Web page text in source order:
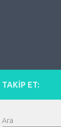
TAKIP ET:
Ara